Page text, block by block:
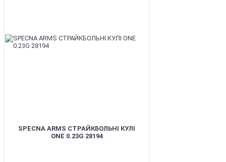
SPECNA ARMS СТРАЙКБОЛЬНІ КУЛІ
ONE 0.23G 28194